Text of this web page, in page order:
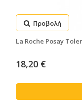
Προβολή
La Roche Posay
18,20 €